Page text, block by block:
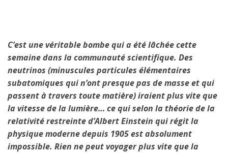
C’est une véritable bombe qui a été lâchée cette
semaine dans la communauté scientifique. Des
neutrinos (minuscules particules élémentaires
subatomiques qui n’ont presque pas de masse et qui
passent à travers toute matière) iraient plus vite que
la vitesse de la lumière… ce qui selon la théorie de la
relativité restreinte d’Albert Einstein qui régit la
physique moderne depuis 1905 est absolument
impossible. Rien ne peut voyager plus vite que la